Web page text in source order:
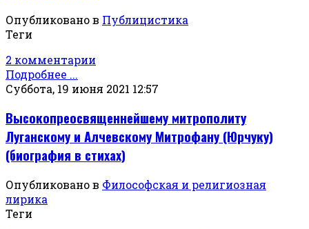
Опубликовано в Публицистика
Теги
2 комментарии
Подробнее ...
Суббота, 19 июня 2021 12:57
Высокопреосвященнейшему митрополиту
Луганскому и Алчевскому Митрофану (Юрчуку)
(биография в стихах)
Опубликовано в Философская и религиозная
лирика
Теги